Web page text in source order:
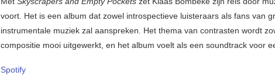
voort. Het is een album dat zowel introspectieve luisteraars als fans van
instrumentale muziek zal aanspreken. Het thema van contrasten wordt
compositie mooi uitgewerkt, en het album voelt als een soundtrack voor
Spotify